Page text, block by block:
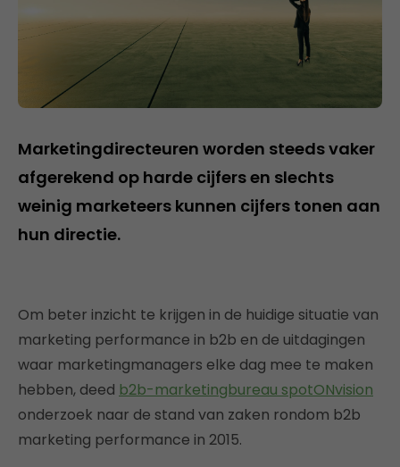
Marketingdirecteuren worden steeds vaker
afgerekend op harde cijfers en slechts
weinig marketeers kunnen cijfers tonen aan
hun directie.
Om beter inzicht te krijgen in de huidige situatie van
marketing performance in b2b en de uitdagingen
waar marketingmanagers elke dag mee te maken
hebben, deed b2b-marketingbureau spotONvision
onderzoek naar de stand van zaken rondom b2b
marketing performance in 2015.